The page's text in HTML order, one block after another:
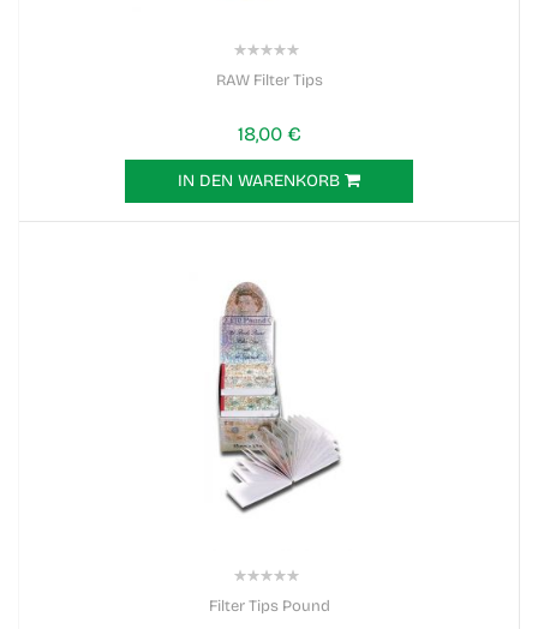
RAW Filter Tips
18,00 €
IN DEN WARENKORB
Filter Tips Pound